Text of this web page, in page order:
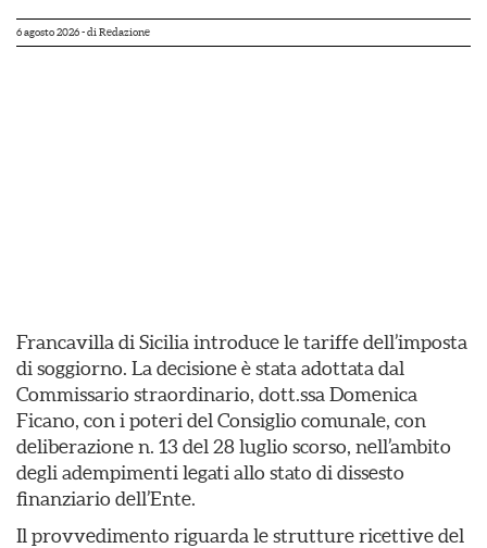
6 agosto 2026- di Redazione
Francavilla di Sicilia introduce le tariffe dell’imposta
di soggiorno. La decisione è stata adottata dal
Commissario straordinario, dott.ssa Domenica
Ficano, con i poteri del Consiglio comunale, con
deliberazione n. 13 del 28 luglio scorso, nell’ambito
degli adempimenti legati allo stato di dissesto
finanziario dell’Ente.
Il provvedimento riguarda le strutture ricettive del